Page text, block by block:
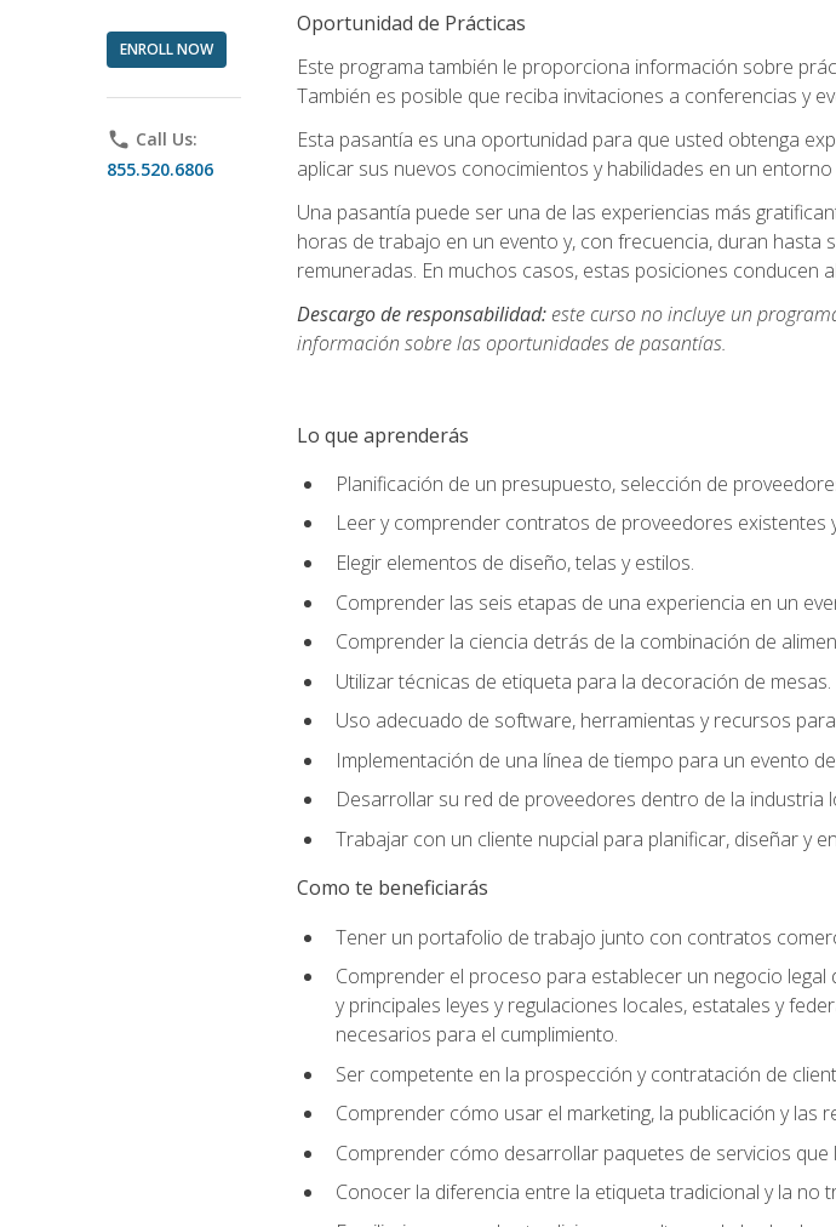
ENROLL NOW
phone Call Us:
855.520.6806
Oportunidad de Prácticas
Este programa también le proporciona información sobre
También es posible que reciba invitaciones a conferencias y
Esta pasantía es una oportunidad para que usted obtenga
aplicar sus nuevos conocimientos y habilidades en un
Una pasantía puede ser una de las experiencias más
horas de trabajo en un evento y, con frecuencia, duran
remuneradas. En muchos casos, estas posiciones conducen
Descargo de responsabilidad:este curso no incluye un
información sobre las oportunidades de pasantías.
Lo que aprenderás
Planificación de un presupuesto, selección de
Leer y comprender contratos de proveedores existentes
Elegir elementos de diseño, telas y estilos.
Comprender las seis etapas de una experiencia en un
Comprender la ciencia detrás de la combinación de
Utilizar técnicas de etiqueta para la decoración de mesas.
Uso adecuado de software, herramientas y recursos
Implementación de una línea de tiempo para un evento
Desarrollar su red de proveedores dentro de la industria
Trabajar con un cliente nupcial para planificar, diseñar y
Como te beneficiarás
Tener un portafolio de trabajo junto con contratos
Comprender el proceso para establecer un negocio
y principales leyes y regulaciones locales, estatales y
necesarios para el cumplimiento.
Ser competente en la prospección y contratación de
Comprender cómo usar el marketing, la publicación y
Comprender cómo desarrollar paquetes de servicios
Conocer la diferencia entre la etiqueta tradicional y la no